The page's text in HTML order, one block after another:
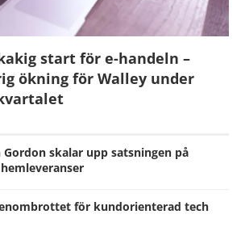
start för e-handeln –
ökning för Walley under
Gordon skalar upp satsningen på
för kundorienterad tech